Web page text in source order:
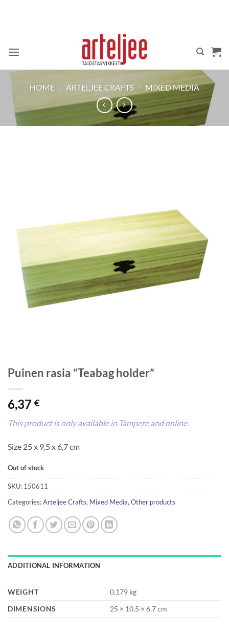
HOME / ARTELJEE CRAFTS / MIXED MEDIA
Puinen rasia “Teabag holder”
6,37 €
This product is only available in Tampere and online.
Size 25 x 9,5 x 6,7 cm
Out of stock
SKU: 150611
Categories:Arteljee Crafts, Mixed Media,Other products
ADDITIONAL INFORMATION
WEIGHT
0,179 kg
DIMENSIONS
25 × 10,5 × 6,7 cm